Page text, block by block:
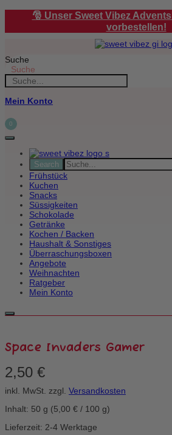
springen
🎅 Unser Sweet Vibez
vorbestellen!
Suche
Suche
Mein Konto
0
Frühstück
Kuchen
Snacks
Süssigkeiten
Schokolade
Getränke
Kochen / Backen
Haushalt & Sonstiges
Überraschungsboxen
Angebote
Weihnachten
Ratgeber
Mein Konto
Space Invaders Gamer
2,50 €
inkl. MwSt. zzgl. Versandkosten
Inhalt: 50 g (5,00 € / 100 g)
Lieferzeit: 2-4 Werktage